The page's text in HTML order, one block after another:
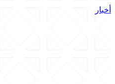
أخبار